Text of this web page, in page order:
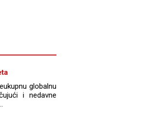
globalnu
i nedavne